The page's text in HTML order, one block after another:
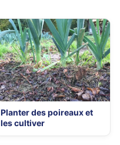
Planter des poireaux et
les cultiver